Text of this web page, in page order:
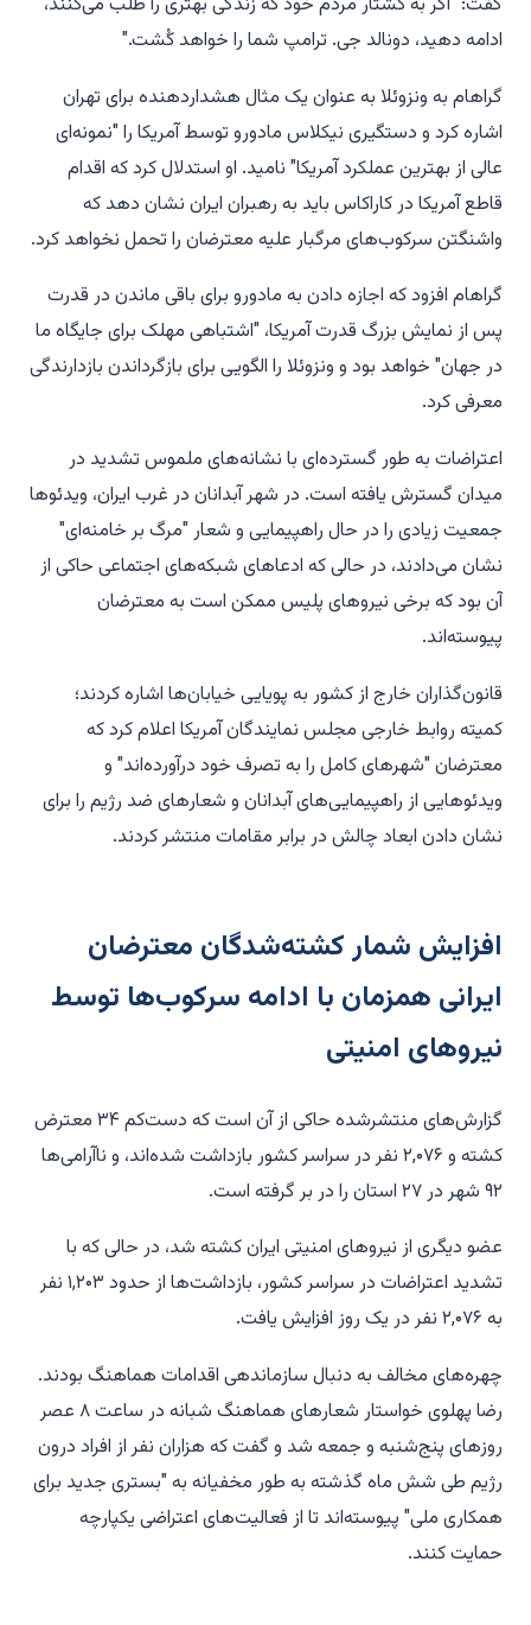
ادامه دهید، دونالد جی. ترامپ شما را خواهد کُشت."
گراهام به ونزوئلا به عنوان یک مثال هشداردهنده برای تهران
اشاره کرد و دستگیری نیکلاس مادورو توسط آمریکا را "نمونه‌ای
عالی از بهترین عملکرد آمریکا" نامید. او استدلال کرد که اقدام
قاطع آمریکا در کاراکاس باید به رهبران ایران نشان دهد که
واشنگتن سرکوب‌های مرگبار علیه معترضان را تحمل نخواهد کرد.
گراهام افزود که اجازه دادن به مادورو برای باقی ماندن در قدرت
پس از نمایش بزرگ قدرت آمریکا، "اشتباهی مهلک برای جایگاه ما
در جهان" خواهد بود و ونزوئلا را الگویی برای بازگرداندن بازدارندگی
معرفی کرد.
اعتراضات به طور گسترده‌ای با نشانه‌های ملموس تشدید در
میدان گسترش یافته است. در شهر آبدانان در غرب ایران، ویدئوها
جمعیت زیادی را در حال راهپیمایی و شعار "مرگ بر خامنه‌ای"
نشان می‌دادند، در حالی که ادعاهای شبکه‌های اجتماعی حاکی از
آن بود که برخی نیروهای پلیس ممکن است به معترضان
پیوسته‌اند.
قانون‌گذاران خارج از کشور به پویایی خیابان‌ها اشاره کردند؛
کمیته روابط خارجی مجلس نمایندگان آمریکا اعلام کرد که
معترضان "شهرهای کامل را به تصرف خود درآورده‌اند" و
ویدئوهایی از راهپیمایی‌های آبدانان و شعارهای ضد رژیم را برای
نشان دادن ابعاد چالش در برابر مقامات منتشر کردند.
افزایش شمار کشته‌شدگان معترضان
ایرانی همزمان با ادامه سرکوب‌ها توسط
نیروهای امنیتی
گزارش‌های منتشرشده حاکی از آن است که دست‌کم ۳۴ معترض
کشته و ۲,۰۷۶ نفر در سراسر کشور بازداشت شده‌اند، و ناآرامی‌ها
۹۲ شهر در ۲۷ استان را در بر گرفته است.
عضو دیگری از نیروهای امنیتی ایران کشته شد، در حالی که با
تشدید اعتراضات در سراسر کشور، بازداشت‌ها از حدود ۱,۲۰۳ نفر
به ۲,۰۷۶ نفر در یک روز افزایش یافت.
چهره‌های مخالف به دنبال سازماندهی اقدامات هماهنگ بودند.
رضا پهلوی خواستار شعارهای هماهنگ شبانه در ساعت ۸ عصر
روزهای پنج‌شنبه و جمعه شد و گفت که هزاران نفر از افراد درون
رژیم طی شش ماه گذشته به طور مخفیانه به "بستری جدید برای
همکاری ملی" پیوسته‌اند تا از فعالیت‌های اعتراضی یکپارچه
حمایت کنند.